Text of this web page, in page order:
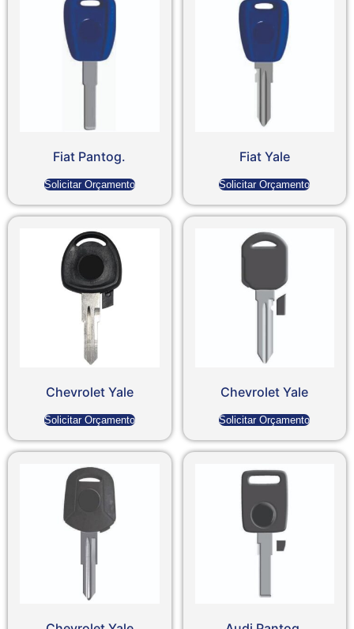
Fiat Pantog.
Solicitar Orçamento
Fiat Yale
Solicitar Orçamento
Chevrolet Yale
Solicitar Orçamento
Chevrolet Yale
Solicitar Orçamento